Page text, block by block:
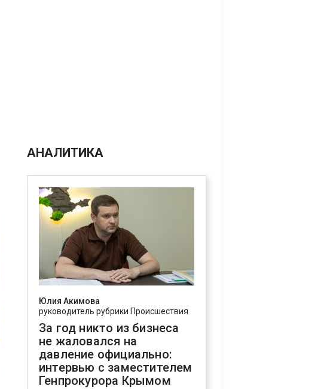
АНАЛИТИКА
Юлия Акимова
руководитель рубрики Происшествия
За год никто из бизнеса
не жаловался на
давление официально:
интервью с заместителем
Генпрокурора Крымом